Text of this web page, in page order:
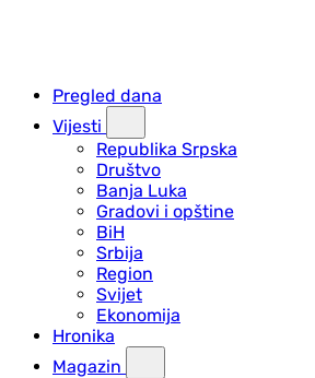
Pregled dana
Vijesti
Republika Srpska
Društvo
Banja Luka
Gradovi i opštine
BiH
Srbija
Region
Svijet
Ekonomija
Hronika
Magazin